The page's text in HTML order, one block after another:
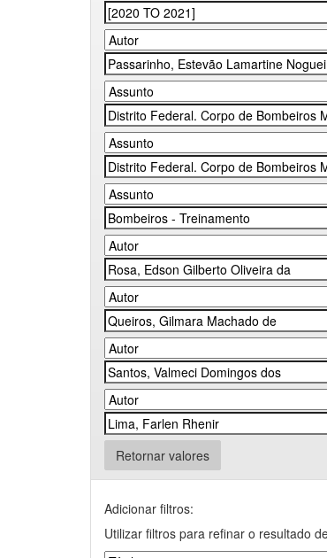
Retornar valores
Adicionar filtros:
Utilizar filtros para refinar o resultado